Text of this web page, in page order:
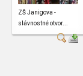
ZŠ Janigova -
slávnostné otvor...